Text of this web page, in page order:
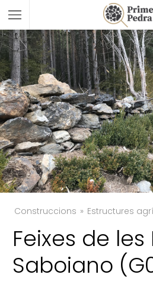
Construccions Estructures
Feixes de les
Saboiano